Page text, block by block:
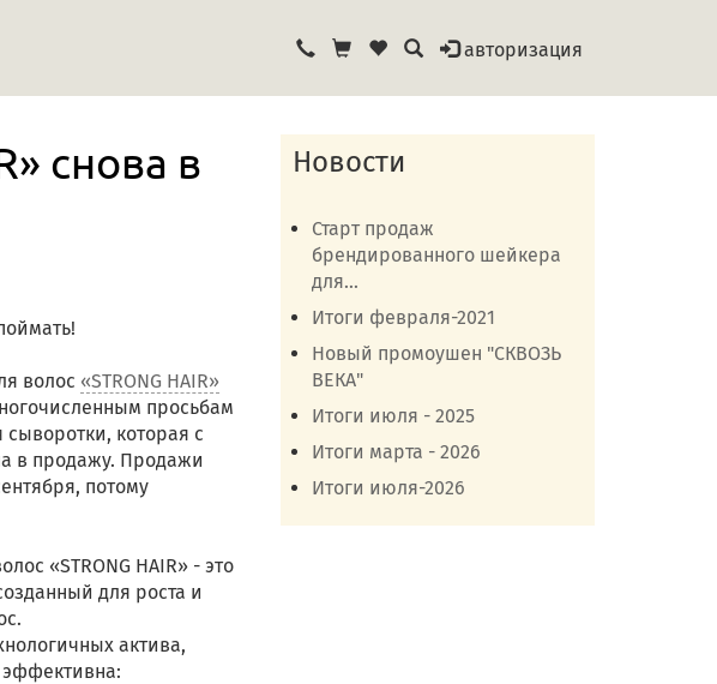
авторизация
снова в
волос «STRONG HAIR»
просьбам
сыворотки, которая с
в продажу. Продажи
потому
«STRONG HAIR» - это
для роста и
актива,
эффективна:
Новости
Старт продаж
брендированного шейкера
для...
Итоги февраля-2021
Новый промоушен "СКВОЗЬ
ВЕКА"
Итоги июля - 2025
Итоги марта - 2026
Итоги июля-2026